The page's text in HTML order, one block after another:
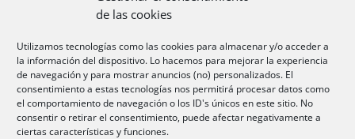
de las cookies
Utilizamos tecnologías como las cookies para almacenar y/o acceder a
la información del dispositivo. Lo hacemos para mejorar la experiencia
de navegación y para mostrar anuncios (no) personalizados. El
consentimiento a estas tecnologías nos permitirá procesar datos como
el comportamiento de navegación o los ID's únicos en este sitio. No
consentir o retirar el consentimiento, puede afectar negativamente a
ciertas características y funciones.
Aire acondicionado Alicante
Aire acondicionador Murcia
Aire acondicionado San Juan